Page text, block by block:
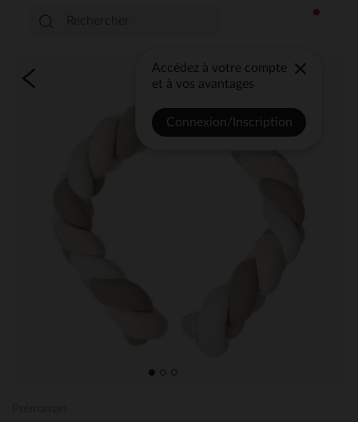
Accédez à votre compte
et à vos avantages
Connexion/Inscription